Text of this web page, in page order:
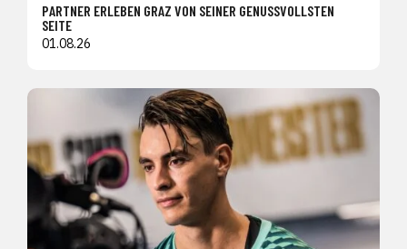
PARTNER ERLEBEN GRAZ VON SEINER GENUSSVOLLSTEN
SEITE
01.08.26